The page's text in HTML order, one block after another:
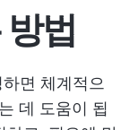
법
면 체계적으
데 도움이 됩